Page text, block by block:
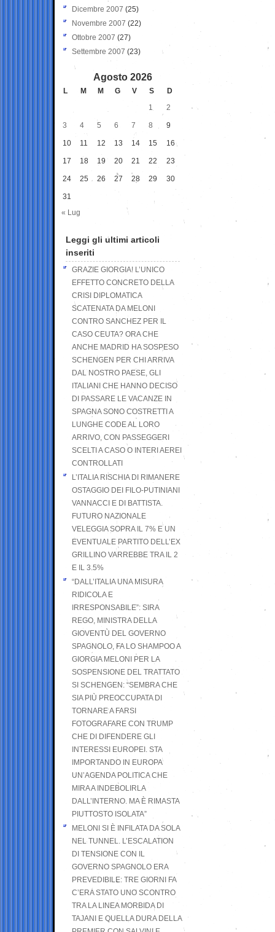
Dicembre 2007 (25)
Novembre 2007 (22)
Ottobre 2007 (27)
Settembre 2007 (23)
Agosto 2026
L M M G V S
D
1
2
3 4 5 6 7 8 9
10 11 12 13 14 15 16
17 18 19 20 21 22 23
24 25 26 27 28 29 30
31
« Lug
Leggi gli ultimi articoli
inseriti
GRAZIE GIORGIA! L’UNICO
EFFETTO CONCRETO DELLA
CRISI DIPLOMATICA
SCATENATA DA MELONI
CONTRO SANCHEZ PER IL
CASO CEUTA? ORA CHE
ANCHE MADRID HA SOSPESO
SCHENGEN PER CHI ARRIVA
DAL NOSTRO PAESE, GLI
ITALIANI CHE HANNO DECISO
DI PASSARE LE VACANZE IN
SPAGNA SONO COSTRETTI A
LUNGHE CODE AL LORO
ARRIVO, CON PASSEGGERI
SCELTI A CASO O INTERI AEREI
CONTROLLATI
L’ITALIA RISCHIA DI RIMANERE
OSTAGGIO DEI FILO-PUTINIANI
VANNACCI E DI BATTISTA.
FUTURO NAZIONALE
VELEGGIA SOPRA IL 7% E UN
EVENTUALE PARTITO DELL’EX
GRILLINO VARREBBE TRA IL 2
E IL 3.5%
“DALL’ITALIA UNA MISURA
RIDICOLA E
IRRESPONSABILE”: SIRA
REGO, MINISTRA DELLA
GIOVENTÙ DEL GOVERNO
SPAGNOLO, FA LO SHAMPOO A
GIORGIA MELONI PER LA
SOSPENSIONE DEL TRATTATO
SI SCHENGEN: “SEMBRA CHE
SIA PIÙ PREOCCUPATA DI
TORNARE A FARSI
FOTOGRAFARE CON TRUMP
CHE DI DIFENDERE GLI
INTERESSI EUROPEI. STA
IMPORTANDO IN EUROPA
UN’AGENDA POLITICA CHE
MIRA A INDEBOLIRLA
DALL’INTERNO. MA È RIMASTA
PIUTTOSTO ISOLATA”
MELONI SI È INFILATA DA SOLA
NEL TUNNEL. L’ESCALATION
DI TENSIONE CON IL
GOVERNO SPAGNOLO ERA
PREVEDIBILE: TRE GIORNI FA
C’ERA STATO UNO SCONTRO
TRA LA LINEA MORBIDA DI
TAJANI E QUELLA DURA DELLA